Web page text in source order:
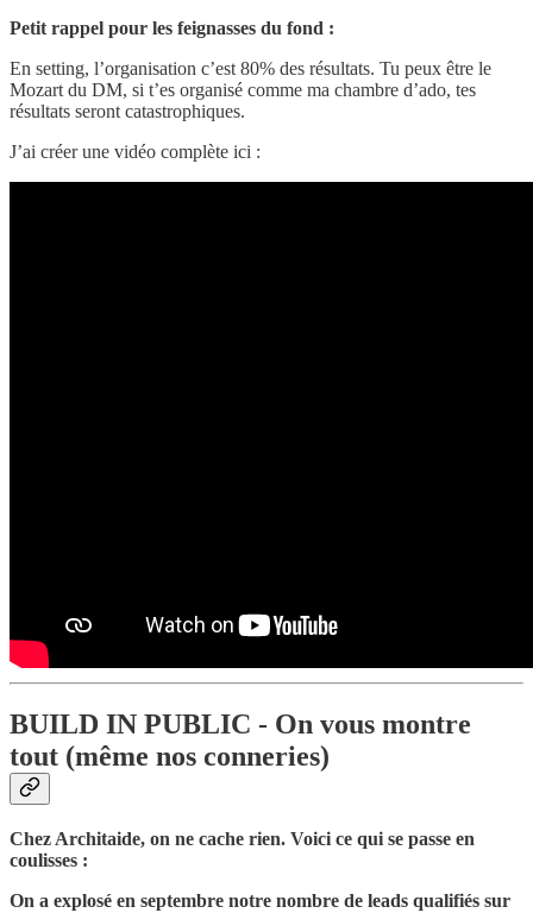
Petit rappel pour les feignasses du fond :
En setting, l’organisation c’est 80% des résultats. Tu peux être le
Mozart du DM, si t’es organisé comme ma chambre d’ado, tes
résultats seront catastrophiques.
J’ai créer une vidéo complète ici :
BUILD IN PUBLIC - On vous montre
tout (même nos conneries)
Chez Architaide, on ne cache rien. Voici ce qui se passe en
coulisses :
On a explosé en septembre notre nombre de leads qualifiés sur